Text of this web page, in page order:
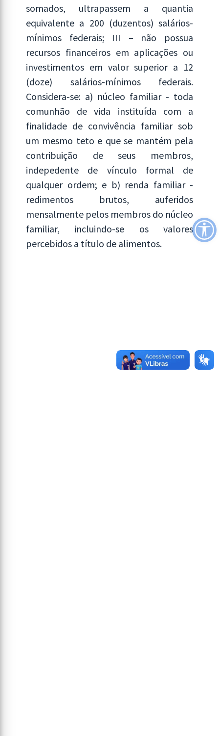
somados, ultrapassem a quantia
equivalente a 200 (duzentos) salários-
mínimos federais; III – não possua
recursos financeiros em aplicações ou
investimentos em valor superior a 12
(doze) salários-mínimos federais.
Considera-se: a) núcleo familiar - toda
comunhão de vida instituída com a
finalidade de convivência familiar sob
um mesmo teto e que se mantém pela
contribuição de seus membros,
indepedente de vínculo formal de
qualquer ordem; e b) renda familiar -
redimentos brutos, auferidos
mensalmente pelos membros do núcleo
familiar, incluindo-se os valores
percebidos a título de alimentos.